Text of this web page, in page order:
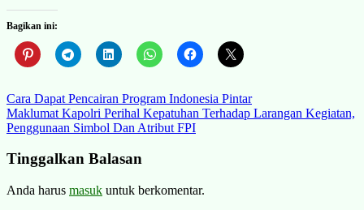
Bagikan ini:
Navigasi
pos
Cara Dapat Pencairan Program Indonesia Pintar
Maklumat Kapolri Perihal Kepatuhan Terhadap Larangan Kegiatan,
Penggunaan Simbol Dan Atribut FPI
Tinggalkan Balasan
Anda harus masuk untuk berkomentar.